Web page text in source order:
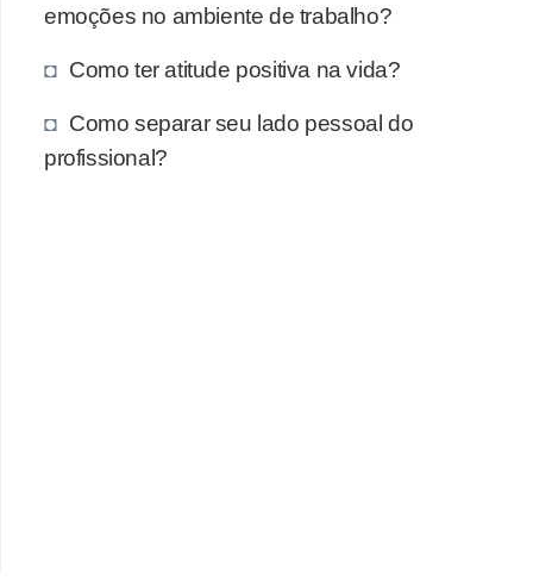
emoções no ambiente de trabalho?
Como ter atitude positiva na vida?
Como separar seu lado pessoal do
profissional?